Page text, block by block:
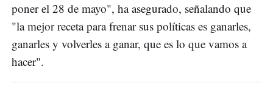
poner el 28 de mayo", ha asegurado, señalando que
"la mejor receta para frenar sus políticas es ganarles,
ganarles y volverles a ganar, que es lo que vamos a
hacer".